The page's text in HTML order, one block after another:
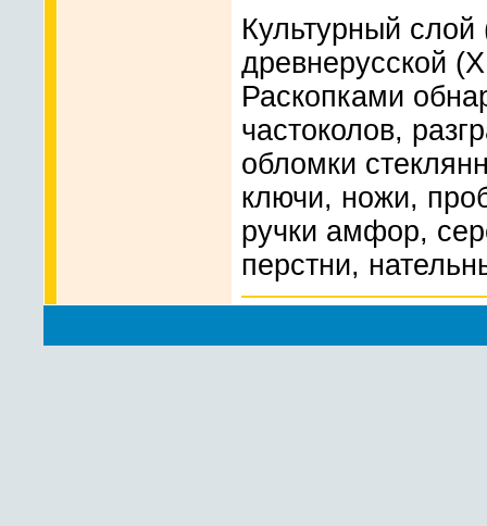
Культурный
древнерусской
Раскопками
частоколов,
обломки
ключи, ножи,
ручки амфор,
перстни,